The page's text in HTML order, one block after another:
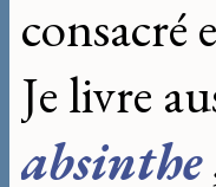
consacré
Je livre
absinthe